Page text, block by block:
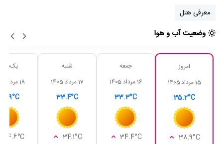
معرفی هتل
وضعیت آب و هوا
امروز
15 مرداد 1405
35.2°C
38.9°C
جمعه
16 مرداد 1405
33.3°C
34.4°C
شنبه
17 مرداد 1405
33.4°C
34.1°C
18 مرداد 1405
34.6°C